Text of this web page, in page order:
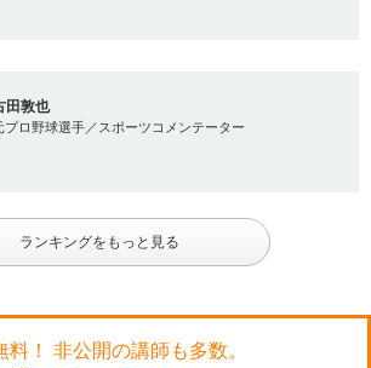
田敦也
プロ野球選手／スポーツコメンテーター
ランキングをもっと見る
料！ 非公開の講師も多数。